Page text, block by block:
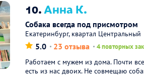
10.Анна К.
Собака всегда под присмотром
Екатеринбург, квартал Центральный
5.0 23 отзыва 4 повторных
Работаем с мужем из дома. Почти
есть из нас двоих. Не совмещаю